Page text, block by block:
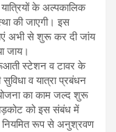
के अल्पकालिक
की जाएगी। इस
अभी से शुरू कर दी जांय
जाय।
स्टेशन व टावर के
सुविधा व यात्रा प्रबंधन
का काम जल्द शुरू
को इस संबंध में
नियमित रूप से अनुश्रवण